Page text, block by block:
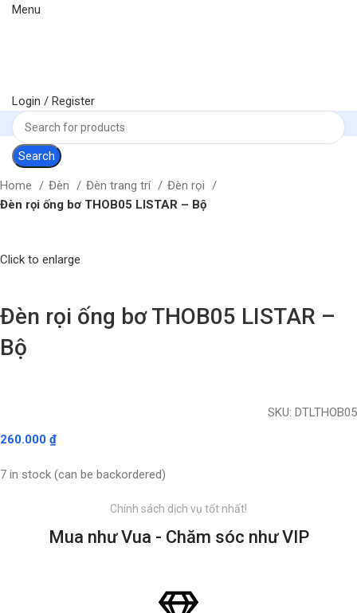
Menu
Login / Register
Search
Home Đèn Đèn trang trí
Đèn rọi
Đèn rọi ống bơ THOB05 LISTAR – Bộ
Click to enlarge
Đèn rọi ống bơ THOB05 LISTAR –
Bộ
SKU: DTLTHOB05
260.000₫
7 in stock (can be backordered)
Chính sách dịch vụ tốt nhất!
Mua như Vua - Chăm sóc như VIP